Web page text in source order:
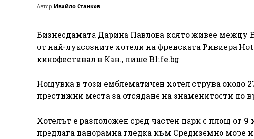
Автор Ивайло Станков
Бизнесдамата Дарина Павлова която живее между
от най-луксозните хотели на френската Ривиера
кинофестивал в Кан., пише Blife.bg
Нощувка в този емблематичен хотел струва около
престижни места за отсядане на знаменитости по
Хотелът е разположен сред частен парк с площ от
предлага панорамна гледка към Средиземно море и